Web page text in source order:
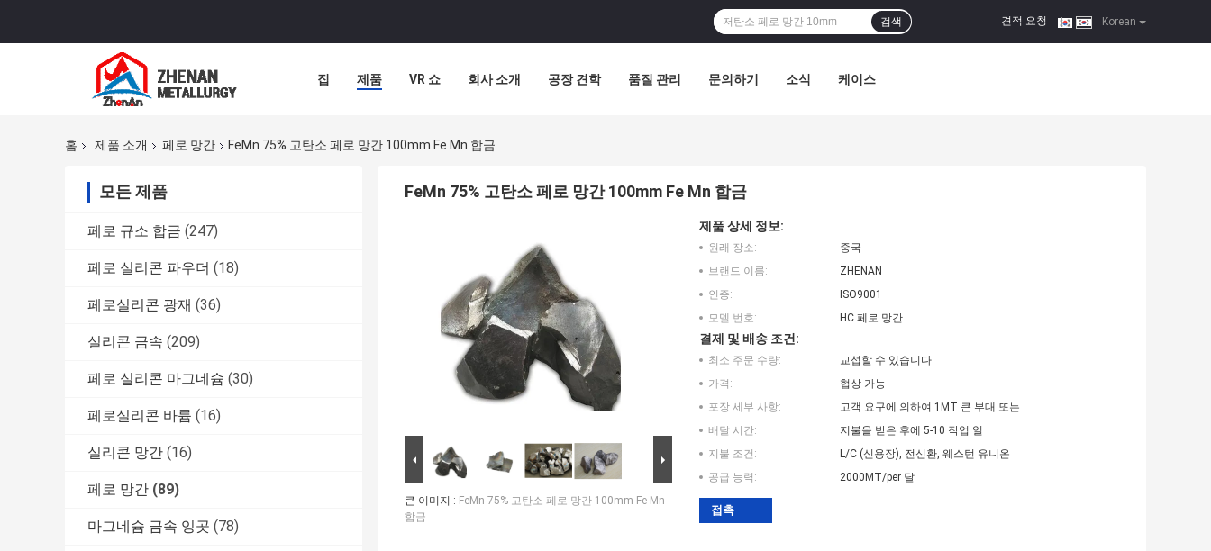
Korean
견적 요청 |
검색
집 제품 VR 쇼 회사 소개 공장 견학 품질 관리 문의하기 소식 케이스
홈 제품 소개 페로 망간 FeMn 75% 고탄소 페로 망간 100mm Fe Mn 합금
모든 제품
페로 규소 합금 (247)
페로 실리콘 파우더 (18)
페로실리콘 광재 (36)
실리콘 금속 (209)
페로 실리콘 마그네슘 (30)
페로실리콘 바륨 (16)
실리콘 망간 (16)
페로 망간 (89)
마그네슘 금속 잉곳 (78)
FeMn 75% 고탄소 페로 망간 100mm Fe Mn 합금
큰 이미지 : FeMn 75% 고탄소 페로 망간 100mm Fe Mn
합금
제품 상세 정보:
원래 장소:
중국
브랜드 이름:
ZHENAN
인증:
ISO9001
모델 번호:
HC 페로 망간
결제 및 배송 조건:
최소 주문 수량:
교섭할 수 있습니다
가격:
협상 가능
포장 세부 사항:
고객 요구에 의하여 1MT 큰 부대 또는
배달 시간:
지불을 받은 후에 5-10 작업 일
지불 조건:
L/C (신용장), 전신환, 웨스턴 유니온
공급 능력:
2000MT/per 달
접촉